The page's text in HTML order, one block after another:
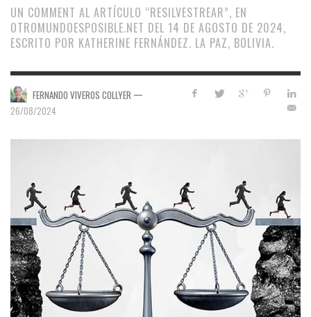
UN COMMENT AL ARTÍCULO “RESILVESTREAR”, EN
OTROMUNDOESPOSIBLE.NET DEL 14 DE AGOSTO DE 2024,
ESCRITO POR KATHERINE FERNÁNDEZ. LA PAZ, BOLIVIA.
FERNANDO VIVEROS COLLYER —
26/08/2024